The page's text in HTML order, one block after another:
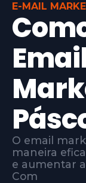
E-MAIL
O email
maneira
e aumentar
Com